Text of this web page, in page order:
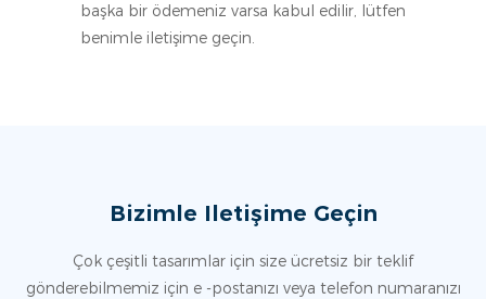
başka bir ödemeniz varsa kabul edilir, lütfen
benimle iletişime geçin.
Bizimle Iletişime Geçin
Çok çeşitli tasarımlar için size ücretsiz bir teklif
gönderebilmemiz için e -postanızı veya telefon numaranızı